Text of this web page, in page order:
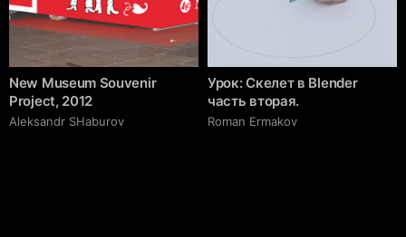
New Museum Souvenir
Project, 2012
Аleksandr SHaburov
Урок: Скелет в Blender
часть вторая.
Roman Ermakov